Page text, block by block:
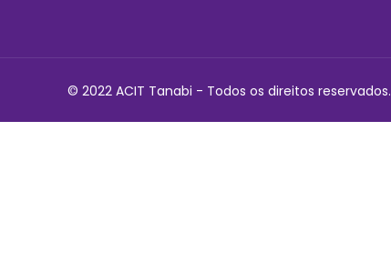
© 2022 ACIT Tanabi - Todos os direitos reservados.